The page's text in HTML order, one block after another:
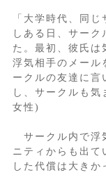
「大学時代、同
しある日、サー
た。最初、彼氏は
浮気相手のメール
ークルの友達に言
し、サークルも
女性)
サークル内で浮
ニティからも出
した代償は大きか